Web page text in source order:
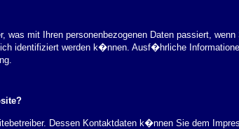
mit Ihren personenbezogenen Daten passiert, wenn
identifiziert werden k�nnen. Ausf�hrliche
Dessen Kontaktdaten k�nnen Sie dem